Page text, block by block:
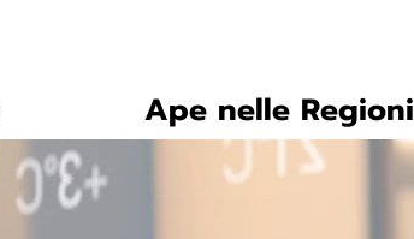
Ape nelle Regioni